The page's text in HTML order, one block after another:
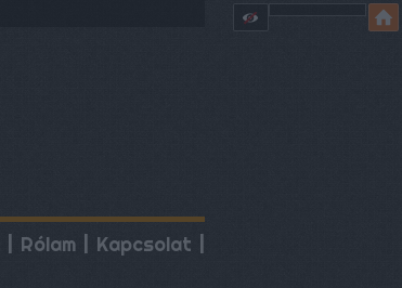
Rólam Kapcsolat